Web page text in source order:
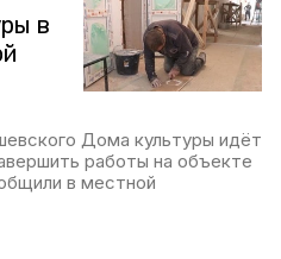
в
Дома культуры идёт
работы на объекте
в местной